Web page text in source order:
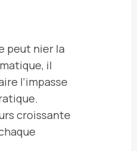
peut nier la
il
l’impasse
croissante